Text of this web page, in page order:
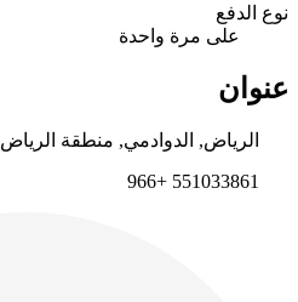
نوع الدفع
على مرة واحدة
عنوان
الرياض, الدوادمي, منطقة الرياض‎, المملكة العربية السعودية
551033861 +966